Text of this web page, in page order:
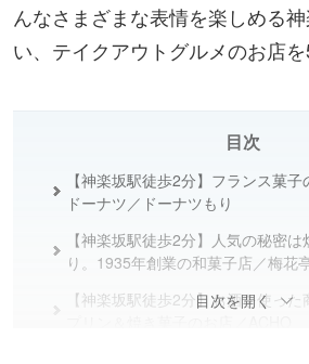
んなさまざまな表情を楽しめる
い、テイクアウトグルメのお店を
目次
【神楽坂駅徒歩2分】フランス菓
ドーナツ／ドーナツもり
【神楽坂駅徒歩2分】人気の秘密
り。1935年創業の和菓子店／梅花
【神楽坂駅徒歩2分】お酒を使っ
目次を開く